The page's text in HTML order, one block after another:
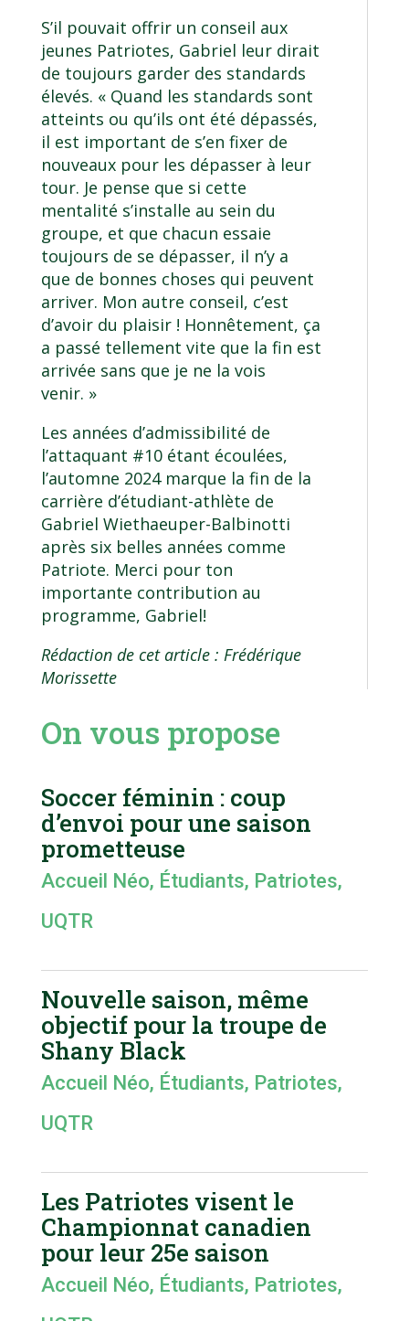
S’il pouvait offrir un conseil aux
jeunes Patriotes, Gabriel leur dirait
de toujours garder des standards
élevés. « Quand les standards sont
atteints ou qu’ils ont été dépassés,
il est important de s’en fixer de
nouveaux pour les dépasser à leur
tour. Je pense que si cette
mentalité s’installe au sein du
groupe, et que chacun essaie
toujours de se dépasser, il n’y a
que de bonnes choses qui peuvent
arriver. Mon autre conseil, c’est
d’avoir du plaisir ! Honnêtement, ça
a passé tellement vite que la fin est
arrivée sans que je ne la vois
venir. »
Les années d’admissibilité de
l’attaquant #10 étant écoulées,
l’automne 2024 marque la fin de la
carrière d’étudiant-athlète de
Gabriel Wiethaeuper-Balbinotti
après six belles années comme
Patriote. Merci pour ton
importante contribution au
programme, Gabriel!
Rédaction de cet article : Frédérique
Morissette
On vous propose
Soccer féminin : coup
d’envoi pour une saison
prometteuse
Accueil Néo, Étudiants, Patriotes,
UQTR
Nouvelle saison, même
objectif pour la troupe de
Shany Black
Accueil Néo, Étudiants, Patriotes,
UQTR
Les Patriotes visent le
Championnat canadien
pour leur 25e saison
Accueil Néo, Étudiants, Patriotes,